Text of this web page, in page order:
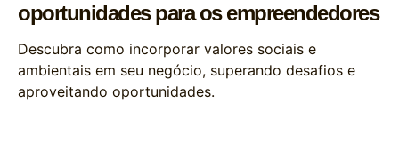
oportunidades para os empreendedores
Descubra como incorporar valores sociais e
ambientais em seu negócio, superando desafios e
aproveitando oportunidades.